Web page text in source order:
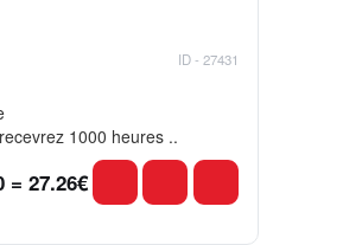
1000 heures ..
ID - 27431
= 27.26€